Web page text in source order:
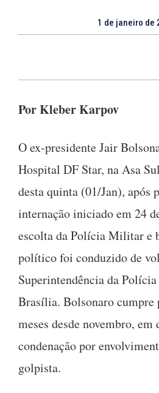
1 de janeiro de
Por Kleber Karpov
O ex-presidente Jair
Hospital DF Star, na Asa
desta quinta (01/Jan), após
internação iniciado em 24
escolta da Polícia Militar e
político foi conduzido de
Superintendência da
Brasília. Bolsonaro cumpre
meses desde novembro, em
condenação por
golpista.